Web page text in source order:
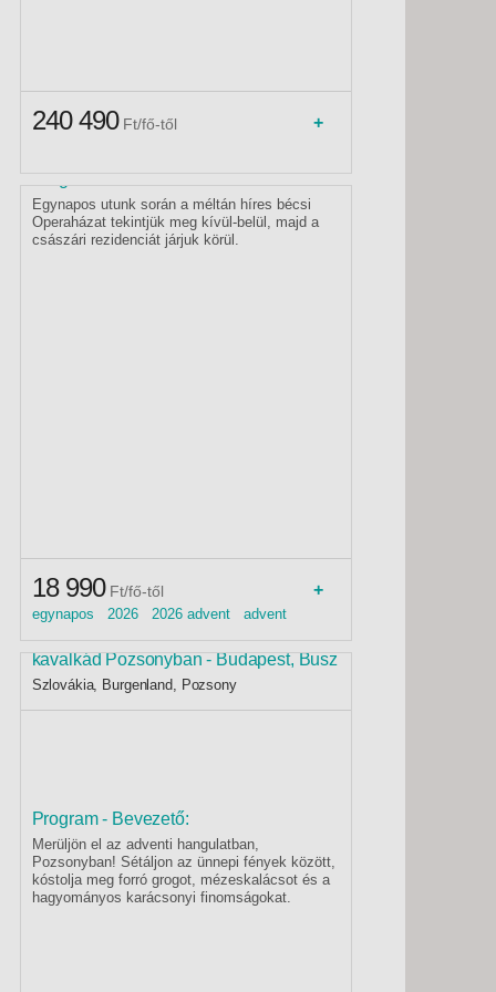
240 490 Ft/fő-től +
Egynapos utunk során a méltán híres bécsi
Operaházat tekintjük meg kívül-belül, majd a
császári rezidenciát járjuk körül.
18 990 Ft/fő-től +
egynapos 2026 2026 advent advent
kavalkád Pozsonyban - Budapest, Busz
Szlovákia, Burgenland, Pozsony
Program - Bevezető:
Merüljön el az adventi hangulatban,
Pozsonyban! Sétáljon az ünnepi fények között,
kóstolja meg forró grogot, mézeskalácsot és a
hagyományos karácsonyi finomságokat.